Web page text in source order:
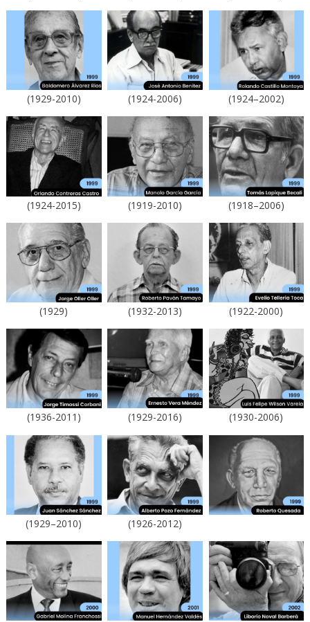
(1929-2010) (1924-2006) (1924–2002)
(1924-2015) (1919-2010) (1918–2006)
(1929) (1932-2013) (1922-2000)
(1936-2011) (1929-2016) (1930-2006)
(1929–2010) (1926-2012)